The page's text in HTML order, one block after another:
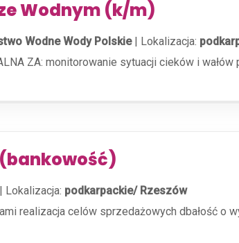
Wodnym (k/m)
Wodne Wody Polskie| Lokalizacja:
ZA: monitorowanie sytuacji cieków i
| Lokalizacja: podkarpackie/ Rzeszów
realizacja celów sprzedażowych dbałość o